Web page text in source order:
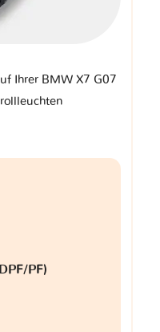
Ihrer BMW X7 G07
PF)